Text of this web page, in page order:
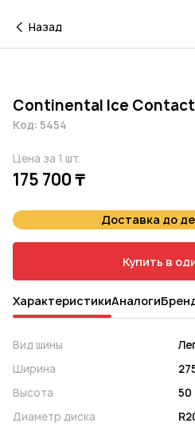
Назад
Continental Ice Contact
Код: 5454
Цена за 1 шт.
175 700 ₸
Доставка до
Купить в
ХарактеристикиАналоги
Вид шины
Ширина
Высота
50
Диаметр диска